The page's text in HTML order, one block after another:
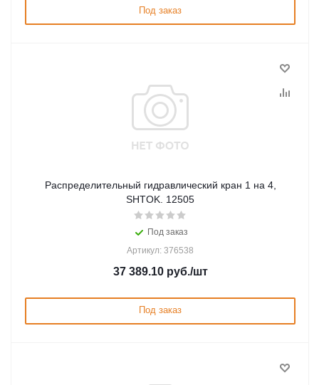
Под заказ
Распределительный гидравлический кран 1 на 4,
SHTOK. 12505
Под заказ
Артикул: 376538
37 389.10руб./шт
Под заказ